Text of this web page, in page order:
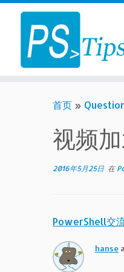
Skip
content
首页 »
视频加
2016年5月25日 在
PowerShell交
hanse